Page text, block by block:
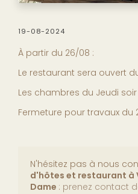
19-08-2024
À partir du 26/08 :
Le restaurant sera ouvert
Les chambres du Jeudi
Fermeture pour travaux du
N'hésitez pas à nous
d'hôtes et restaurant à
Dame : prenez contact